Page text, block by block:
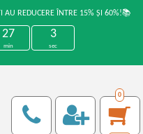
AU REDUCERE ÎNTRE 15% ȘI 60%!📚
27
min
3
sec
0